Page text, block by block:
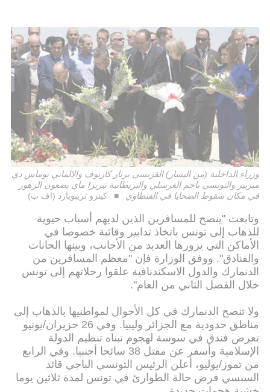
وزراء الداخلية (من اليسار) الفرنسي برنار كازنوف والالماني توماس دي
ميزيير والتونسي ناجم الغرسلي والبريطانية تيريزا ماي يضعون الزهور
في مكان سقوط الضحايا في القنطاوي
كينزو تريبويارد (اف ب)
وتابعت "ينصح للمسافرين الذين لديهم أسباب حيوية
للذهاب إلى تونس باتخاذ تدابير وقائية خصوصا في
الأماكن التي يزورها العديد من الأجانب، وبينها الحانات
والفنادق". ووفق الوزارة فإن "معظم المسافرين من
الدنمارك والدول الاسكندنافية علقوا رحلاتهم إلى تونس
خلال الفصل الثاني من العام".
ولا تنصح الدنمارك في كل الأحوال لمواطنيها بالذهاب إلى
مناطق حدودية مع الجزائر وليبيا. وفي 26 حزيران/يونيو
تعرض فندق في سوسة لهجوم تبناه تنظيم الدولة
الإسلامية وأسفر عن مقتل 38 سائحا أجنبيا. وفي الرابع
من تموز/يوليو، أعلن الرئيس التونسي الباجي قائد
السبسي فرض حالة الطوارئ في تونس لمدة ثلاثين يوما